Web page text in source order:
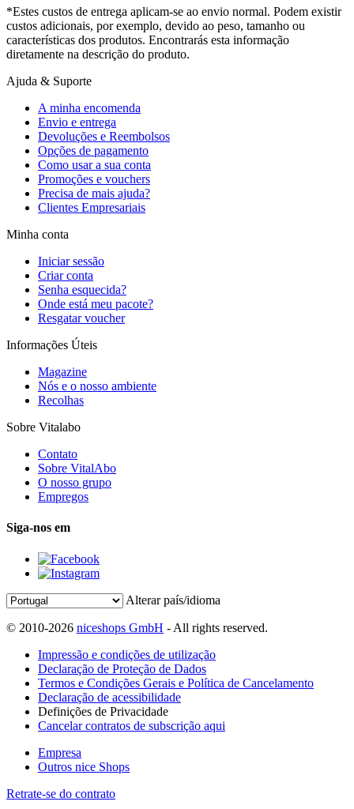
*Estes custos de entrega aplicam-se ao envio normal. Podem existir
custos adicionais, por exemplo, devido ao peso, tamanho ou
características dos produtos. Encontrarás esta informação
diretamente na descrição do produto.
Ajuda & Suporte
A minha encomenda
Envio e entrega
Devoluções e Reembolsos
Opções de pagamento
Como usar a sua conta
Promoções e vouchers
Precisa de mais ajuda?
Clientes Empresariais
Minha conta
Iniciar sessão
Criar conta
Senha esquecida?
Onde está meu pacote?
Resgatar voucher
Informações Úteis
Magazine
Nós e o nosso ambiente
Recolhas
Sobre Vitalabo
Contato
Sobre VitalAbo
O nosso grupo
Empregos
Siga-nos em
Alterar país/idioma
© 2010-2026 niceshops GmbH - All rights reserved.
Impressão e condições de utilização
Declaração de Proteção de Dados
Termos e Condições Gerais e Política de Cancelamento
Declaração de acessibilidade
Definições de Privacidade
Cancelar contratos de subscrição aqui
Empresa
Outros nice Shops
Retrate-se do contrato